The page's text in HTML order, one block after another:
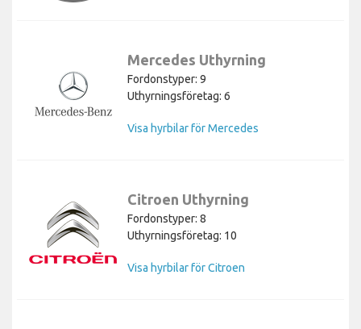
Mercedes Uthyrning
Fordonstyper: 9
Uthyrningsföretag: 6
Visa hyrbilar för Mercedes
Citroen Uthyrning
Fordonstyper: 8
Uthyrningsföretag: 10
Visa hyrbilar för Citroen